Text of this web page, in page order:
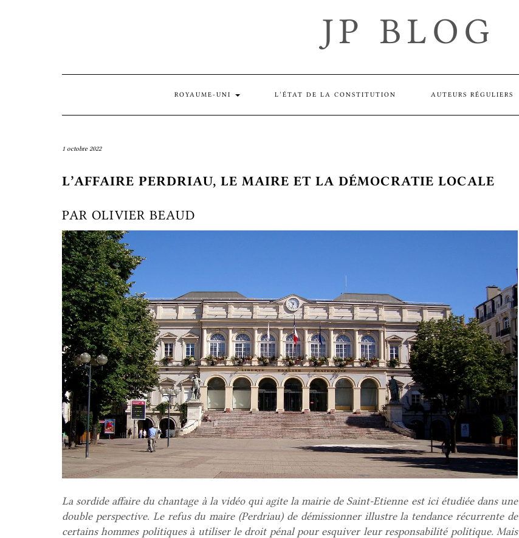
JP BLOG
ROYAUME-UNI L’ÉTAT DE LA CONSTITUTION AUTEURS RÉGULIERS
1 octobre 2022
L’AFFAIRE PERDRIAU, LE MAIRE ET LA DÉMOCRATIE LOCALE
PAR OLIVIER BEAUD
La sordide affaire du chantage à la vidéo qui agite la mairie de Saint-Etienne est ici étudiée dans une
double perspective. Le refus du maire (Perdriau) de démissionner illustre la tendance récurrente de
certains hommes politiques à utiliser le droit pénal pour esquiver leur responsabilité politique. Mais